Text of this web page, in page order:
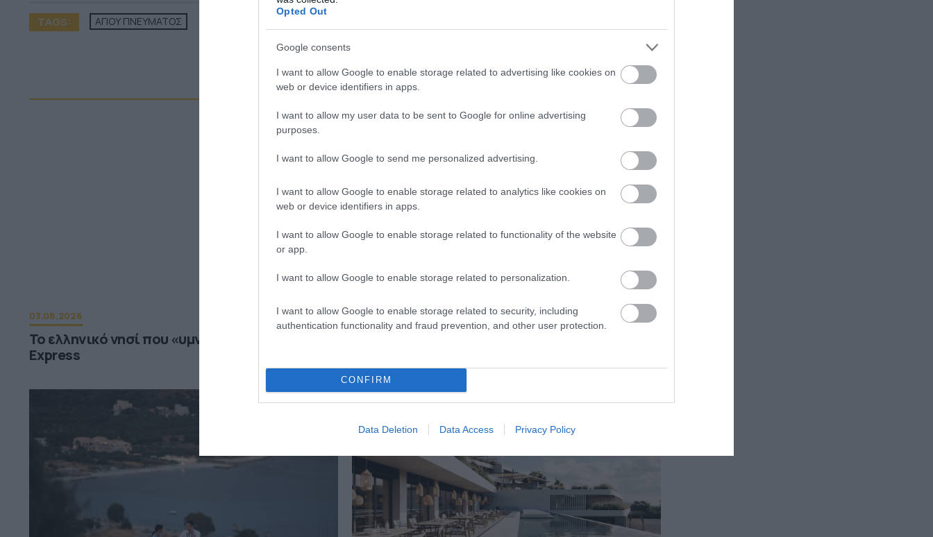
Opted Out
Google consents
I want to allow Google to enable storage related to advertising like cookies on
web or device identifiers in apps.
I want to allow my user data to be sent to Google for online advertising
purposes.
I want to allow Google to send me personalized advertising.
I want to allow Google to enable storage related to analytics like cookies on
web or device identifiers in apps.
I want to allow Google to enable storage related to functionality of the website
or app.
I want to allow Google to enable storage related to personalization.
I want to allow Google to enable storage related to security, including
authentication functionality and fraud prevention, and other user protection.
CONFIRM
Data Deletion Data Access Privacy Policy
TAGS: ΑΓΙΟΥ ΠΝΕΥΜΑΤΟΣ
ΠΕΡΙΣΣΟΤΕΡA
03.08.2026
Το ελληνικό νησί που «υμνεί» η βρετανική
Express
31.07.2026
έδαφος